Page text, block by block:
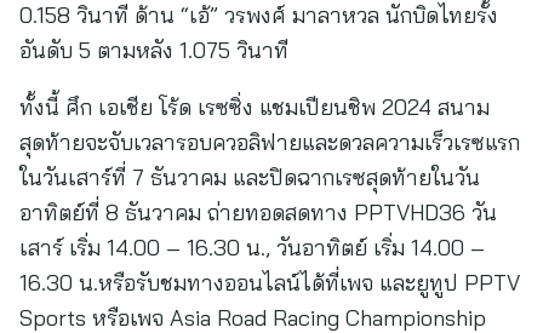
0.158 วินาที ด้าน “เอ้” วรพงศ์ มาลาหวล นักบิดไทยรั้ง
อันดับ 5 ตามหลัง 1.075 วินาที
ทั้งนี้ ศึก เอเชีย โร้ด เรซซิ่ง แชมเปียนชิพ 2024 สนาม
สุดท้ายจะจับเวลารอบควอลิฟายและดวลความเร็วเรซแรก
ในวันเสาร์ที่ 7 ธันวาคม และปิดฉากเรซสุดท้ายในวัน
อาทิตย์ที่ 8 ธันวาคม ถ่ายทอดสดทาง PPTVHD36 วัน
เสาร์ เริ่ม 14.00 – 16.30 น., วันอาทิตย์ เริ่ม 14.00 –
16.30 น.หรือรับชมทางออนไลน์ได้ที่เพจ และยูทูป PPTV
Sports หรือเพจ Asia Road Racing Championship